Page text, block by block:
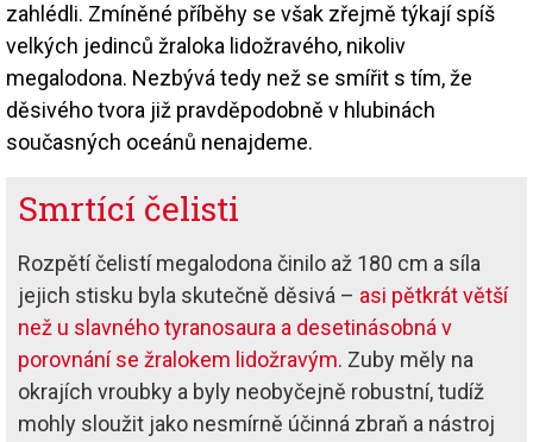
zahlédli. Zmíněné příběhy se však zřejmě týkají spíš
velkých jedinců žraloka lidožravého, nikoliv
megalodona. Nezbývá tedy než se smířit s tím, že
děsivého tvora již pravděpodobně v hlubinách
současných oceánů nenajdeme.
Smrtící čelisti
Rozpětí čelistí megalodona činilo až 180 cm a síla
jejich stisku byla skutečně děsivá – asi pětkrát větší
než u slavného tyranosaura a desetinásobná v
porovnání se žralokem lidožravým. Zuby měly na
okrajích vroubky a byly neobyčejně robustní, tudíž
mohly sloužit jako nesmírně účinná zbraň a nástroj